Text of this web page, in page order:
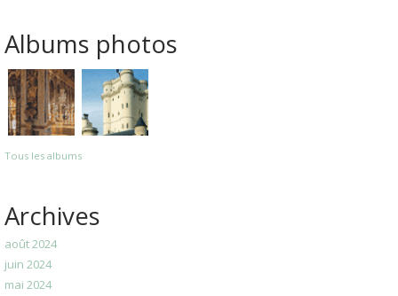
Albums photos
Tous les albums
Archives
août 2024
juin 2024
mai 2024